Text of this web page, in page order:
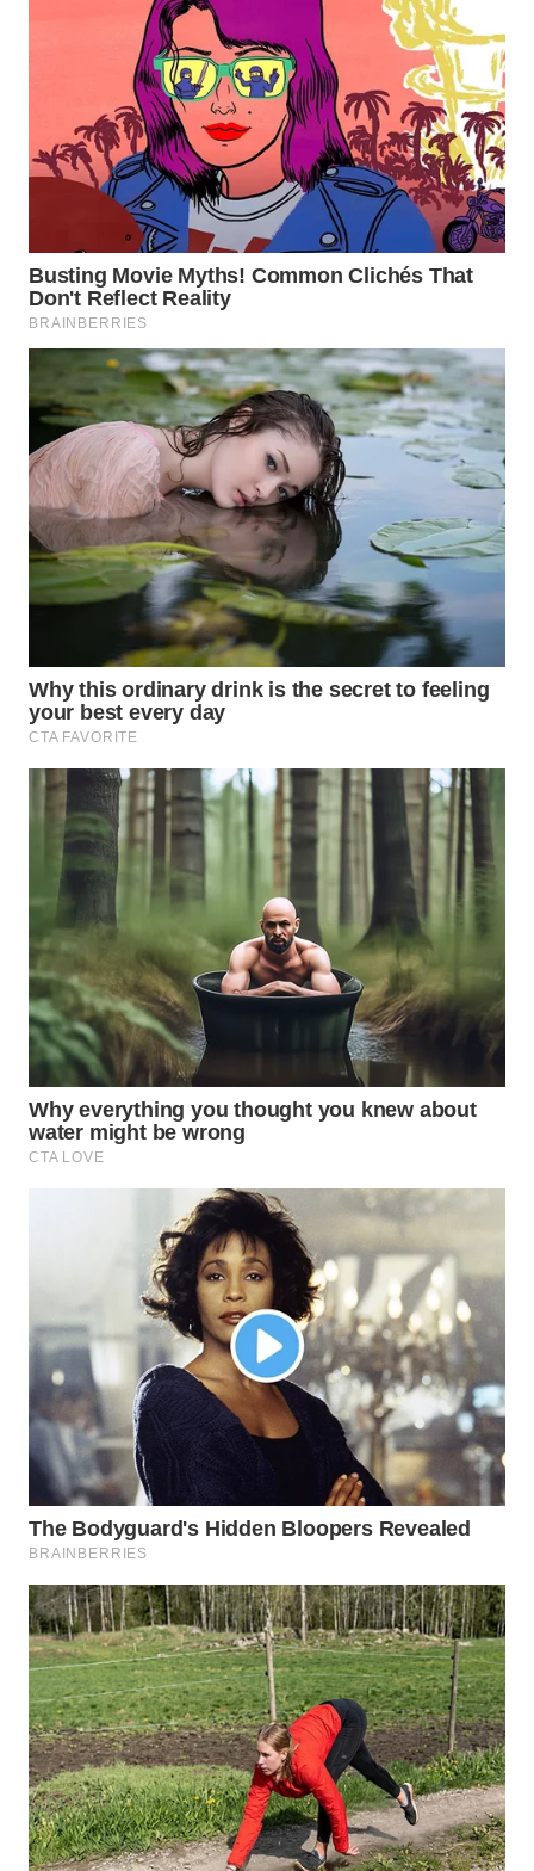
WN
KARAWANG
WN
BEKASI
WN
BOGOR
WN
DEPOK
WN
TAPANULI
UTARA
WN
PADANG
WN
SUMEDANG
CIANJUR
WN
KEPULAUAN
SERIBU
WN
TANGERANG
WN
INDRAMAYU
WN
KUNINGAN
WN
MAJALENGKA
WN
SUBANG
WN
SUKABUMI
WN
PURWAKARTA